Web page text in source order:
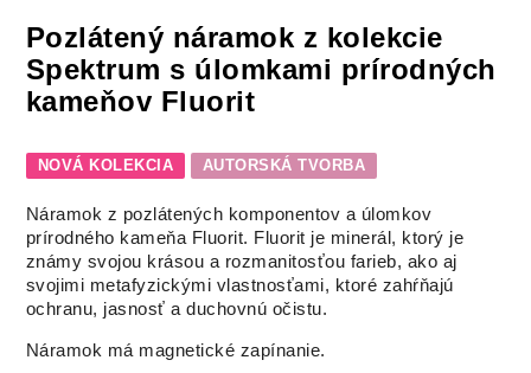
Pozlátený náramok z kolekcie
Spektrum s úlomkami prírodných
kameňov Fluorit
NOVÁ KOLEKCIA AUTORSKÁ TVORBA
Náramok z pozlátených komponentov a úlomkov
prírodného kameňa Fluorit. Fluorit je minerál, ktorý je
známy svojou krásou a rozmanitosťou farieb, ako aj
svojimi metafyzickými vlastnosťami, ktoré zahŕňajú
ochranu, jasnosť a duchovnú očistu.
Náramok má magnetické zapínanie.